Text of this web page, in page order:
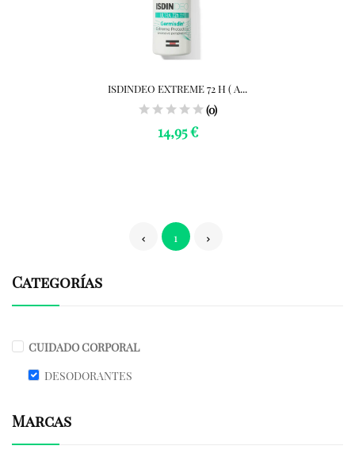
Categorías
CUIDADO CORPORAL
DESODORANTES
Marcas
ISDINDEO EXTREME 72 H ( A...
(0)
14,95 €
1